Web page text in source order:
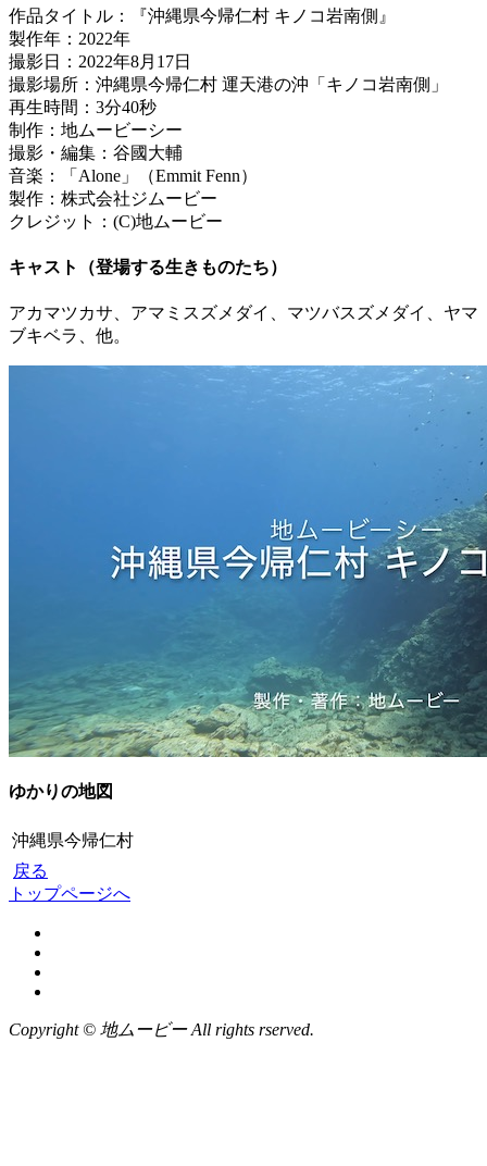
作品タイトル：『沖縄県今帰仁村 キノコ岩南側』
製作年：2022年
撮影日：2022年8月17日
撮影場所：沖縄県今帰仁村 運天港の沖「キノコ岩南側」
再生時間：3分40秒
制作：地ムービーシー
撮影・編集：谷國大輔
音楽：「Alone」（Emmit Fenn）
製作：株式会社ジムービー
クレジット：(C)地ムービー
キャスト（登場する生きものたち）
アカマツカサ、アマミスズメダイ、マツバスズメダイ、ヤマ
ブキベラ、他。
ゆかりの地図
沖縄県今帰仁村
戻る
トップページへ
Copyright © 地ムービー All rights rserved.